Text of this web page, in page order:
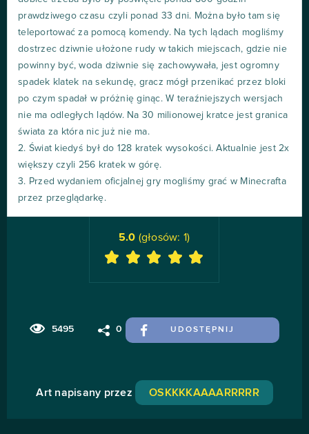
prawdziwego czasu czyli ponad 33 dni. Można było tam się
teleportować za pomocą komendy. Na tych lądach mogliśmy
dostrzec dziwnie ułożone rudy w takich miejscach, gdzie nie
powinny być, woda dziwnie się zachowywała, jest ogromny
spadek klatek na sekundę, gracz mógł przenikać przez bloki
po czym spadał w próżnię ginąc. W teraźniejszych wersjach
nie ma odległych lądów. Na 30 milionowej kratce jest granica
świata za która nic już nie ma.
2. Świat kiedyś był do 128 kratek wysokości. Aktualnie jest 2x
większy czyli 256 kratek w górę.
3. Przed wydaniem oficjalnej gry mogliśmy grać w Minecrafta
przez przeglądarkę.
5495 0 UDOSTĘPNIJ
5.0 (głosów: 1)
Art napisany przez OSKKKKAAAARRRRR